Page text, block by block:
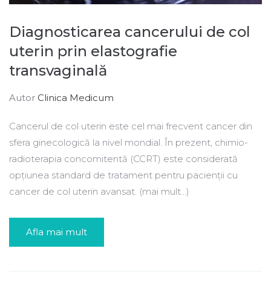
Diagnosticarea cancerului de col
uterin prin elastografie
transvaginală
Autor Clinica Medicum
Cancerul de col uterin este cel mai frecvent cancer din
sfera ginecologică la nivel mondial. În prezent, chimio-
radioterapia concomitentă (CCRT) este considerată
opțiunea standard de tratament pentru pacienții cu
cancer de col uterin avansat. (mai mult…)
Afla mai mult